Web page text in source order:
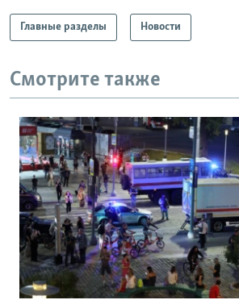
Главные разделы Новости
Смотрите также